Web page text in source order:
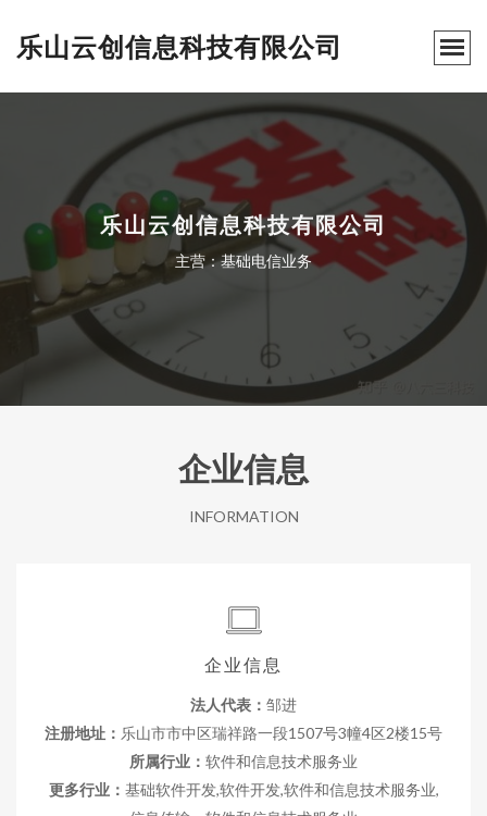
乐山云创信息科技有限公司
乐山云创信息科技有限公司
主营：基础电信业务
企业信息
INFORMATION
企业信息
法人代表： 邹进
注册地址： 乐山市市中区瑞祥路一段1507号3幢4区2楼15号
所属行业： 软件和信息技术服务业
更多行业： 基础软件开发,软件开发,软件和信息技术服务业,